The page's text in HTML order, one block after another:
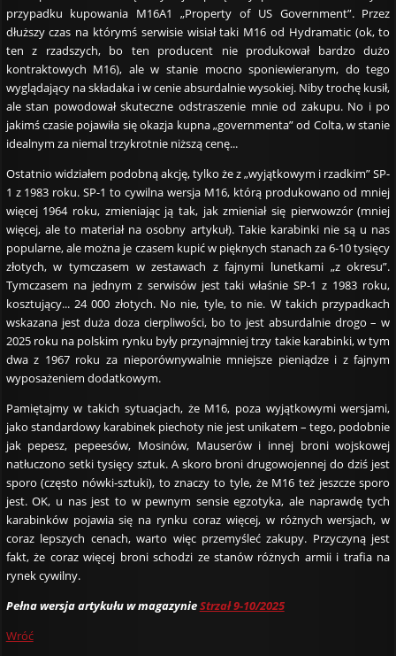
przypadku kupowania M16A1 „Property of US Government”. Przez
dłuższy czas na którymś serwisie wisiał taki M16 od Hydramatic (ok, to
ten z rzadszych, bo ten producent nie produkował bardzo dużo
kontraktowych M16), ale w stanie mocno sponiewieranym, do tego
wyglądający na składaka i w cenie absurdalnie wysokiej. Niby trochę kusił,
ale stan powodował skuteczne odstraszenie mnie od zakupu. No i po
jakimś czasie pojawiła się okazja kupna „governmenta” od Colta, w stanie
idealnym za niemal trzykrotnie niższą cenę...
Ostatnio widziałem podobną akcję, tylko że z „wyjątkowym i rzadkim” SP-
1 z 1983 roku. SP-1 to cywilna wersja M16, którą produkowano od mniej
więcej 1964 roku, zmieniając ją tak, jak zmieniał się pierwowzór (mniej
więcej, ale to materiał na osobny artykuł). Takie karabinki nie są u nas
popularne, ale można je czasem kupić w pięknych stanach za 6-10 tysięcy
złotych, w tymczasem w zestawach z fajnymi lunetkami „z okresu”.
Tymczasem na jednym z serwisów jest taki właśnie SP-1 z 1983 roku,
kosztujący... 24 000 złotych. No nie, tyle, to nie. W takich przypadkach
wskazana jest duża doza cierpliwości, bo to jest absurdalnie drogo – w
2025 roku na polskim rynku były przynajmniej trzy takie karabinki, w tym
dwa z 1967 roku za nieporównywalnie mniejsze pieniądze i z fajnym
wyposażeniem dodatkowym.
Pamiętajmy w takich sytuacjach, że M16, poza wyjątkowymi wersjami,
jako standardowy karabinek piechoty nie jest unikatem – tego, podobnie
jak pepesz, pepeesów, Mosinów, Mauserów i innej broni wojskowej
natłuczono setki tysięcy sztuk. A skoro broni drugowojennej do dziś jest
sporo (często nówki-sztuki), to znaczy to tyle, że M16 też jeszcze sporo
jest. OK, u nas jest to w pewnym sensie egzotyka, ale naprawdę tych
karabinków pojawia się na rynku coraz więcej, w różnych wersjach, w
coraz lepszych cenach, warto więc przemyśleć zakupy. Przyczyną jest
fakt, że coraz więcej broni schodzi ze stanów różnych armii i trafia na
rynek cywilny.
Pełna wersja artykułu w magazynieStrzał 9-10/2025
Wróć